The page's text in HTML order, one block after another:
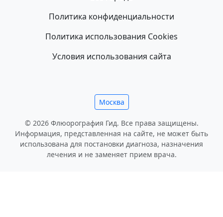
Политика конфиденциальности
Политика использования Cookies
Условия использования сайта
Москва
© 2026 Флюорография Гид. Все права защищены.
Информация, представленная на сайте, не может быть
использована для постановки диагноза, назначения
лечения и не заменяет прием врача.